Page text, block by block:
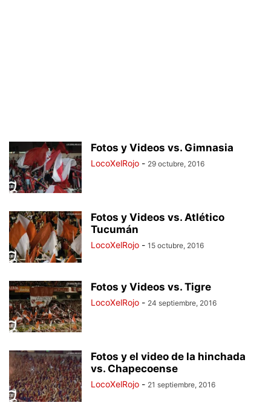
Fotos y Videos vs. Gimnasia
LocoXelRojo - 29 octubre, 2016
Fotos y Videos vs. Atlético
Tucumán
LocoXelRojo - 15 octubre, 2016
Fotos y Videos vs. Tigre
LocoXelRojo - 24 septiembre, 2016
Fotos y el video de la hinchada
vs. Chapecoense
LocoXelRojo - 21 septiembre, 2016